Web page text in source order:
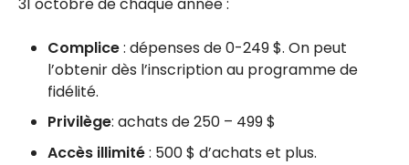
Complice: dépenses de 0-249 $. On peut
l’obtenir dès l’inscription au programme de
fidélité.
Privilège: achats de 250 – 499 $
Accès illimité: 500 $ d’achats et plus.